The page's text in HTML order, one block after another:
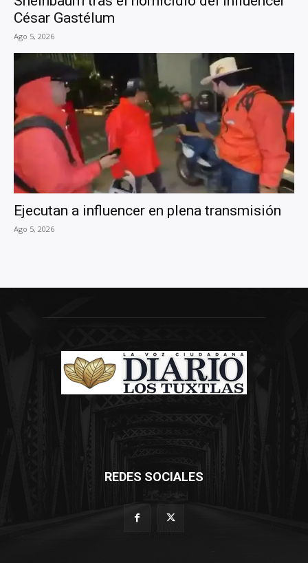
César Gastélum
Ago 5, 2026
Ejecutan a influencer en plena transmisión
Ago 5, 2026
REDES SOCIALES